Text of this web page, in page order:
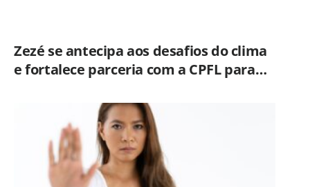
Zezé se antecipa aos desafios do clima
e fortalece parceria com a CPFL para